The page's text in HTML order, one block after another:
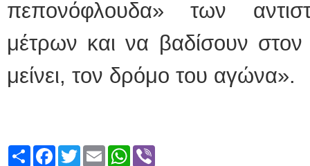
πεπονόφλουδα» των
μέτρων και να βαδίσουν
μείνει, τον δρόμο του αγώνα».
ShareFacebook
TwitterEmailWhatsApp